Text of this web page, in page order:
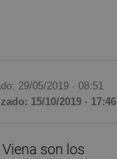
29/05/2019 · 08:51
15/10/2019 · 17:46
son los